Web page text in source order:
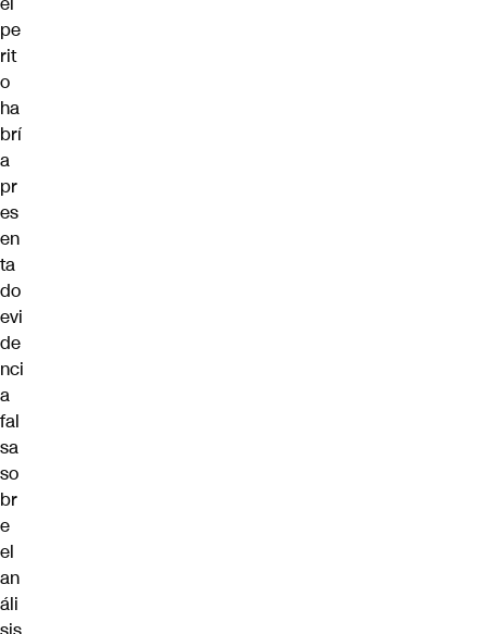
pe
rit
o
ha
brí
a
pr
es
en
ta
do
evi
de
nci
a
fal
sa
so
br
e
el
an
áli